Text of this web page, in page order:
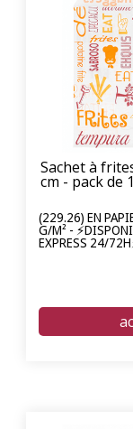
Sachet à
cm - pack de
(229.26) EN
G/M² -
EXPRESS 24/